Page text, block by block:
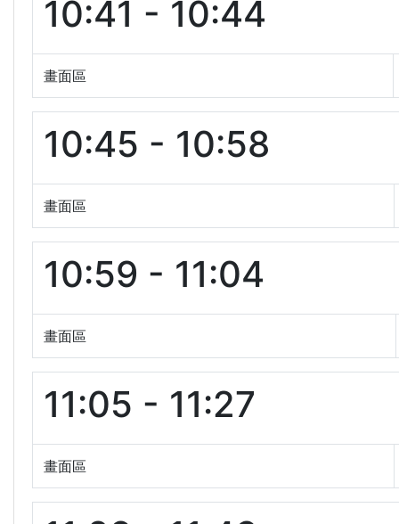
10:41 - 10:44
畫面區
10:45 - 10:58
畫面區
10:59 - 11:04
畫面區
11:05 - 11:27
畫面區